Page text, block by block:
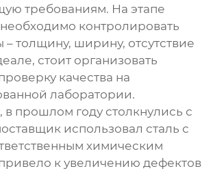
требованиям. На этапе
контролировать
– толщину, ширину, отсутствие
стоит организовать
качества на
лаборатории.
прошлом году столкнулись с
использовал сталь с
химическим
к увеличению дефектов